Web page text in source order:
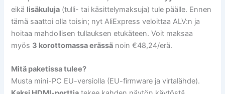
eikä lisäkuluja (tulli- tai käsittelymaksuja) tule päälle. Ennen
tämä saattoi olla toisin; nyt AliExpress veloittaa ALV:n ja
hoitaa mahdollisen tullauksen etukäteen. Voit maksaa
myös 3 korottomassa erässä noin €48,24/erä.
Mitä paketissa tulee?
Musta mini-PC EU-versiolla (EU-firmware ja virtalähde).